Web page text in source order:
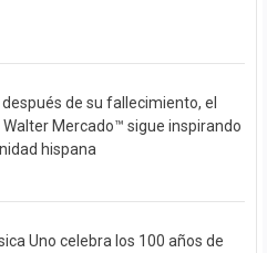
de su fallecimiento, el
Walter Mercado™ sigue inspirando
hispana
Uno celebra los 100 años de